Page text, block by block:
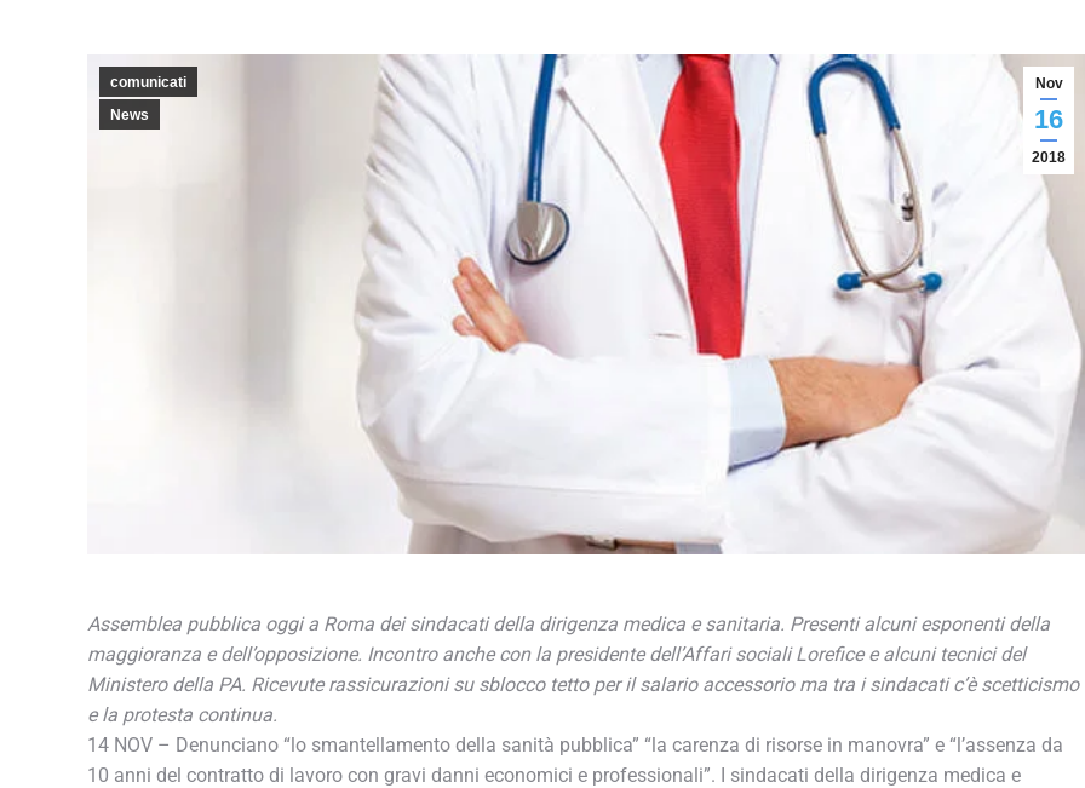
Nov
16
2018
comunicati
News
Assemblea pubblica oggi a Roma dei sindacati della dirigenza medica e sanitaria. Presenti alcuni esponenti della
maggioranza e dell’opposizione. Incontro anche con la presidente dell’Affari sociali Lorefice e alcuni tecnici del
Ministero della PA. Ricevute rassicurazioni su sblocco tetto per il salario accessorio ma tra i sindacati c’è scetticismo
e la protesta continua.
14 NOV – Denunciano “lo smantellamento della sanità pubblica” “la carenza di risorse in manovra” e “l’assenza da
10 anni del contratto di lavoro con gravi danni economici e professionali”. I sindacati della dirigenza medica e